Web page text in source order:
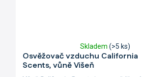
Osvěžovač vzduchu California
Scents, vůně Višeň
hodnocení
produktu
Skladem (>5 ks)